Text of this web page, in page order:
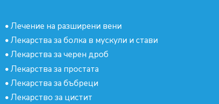
• Лечение на разширени вени
• Лекарства за болка в мускули и стави
• Лекарства за черен дроб
• Лекарства за простата
• Лекарства за бъбреци
• Лекарство за цистит